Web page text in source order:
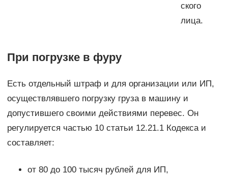
ского
лица.
При погрузке в фуру
Есть отдельный штраф и для организации или ИП,
осуществлявшего погрузку груза в машину и
допустившего своими действиями перевес. Он
регулируется частью 10 статьи 12.21.1 Кодекса и
составляет:
от 80 до 100 тысяч рублей для ИП,